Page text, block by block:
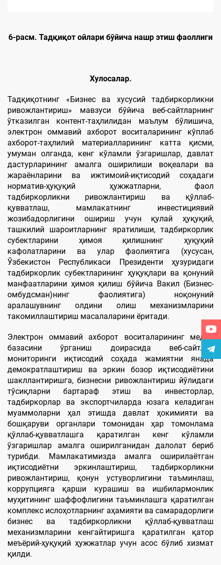
6-расм. Тадқиқот ойлари бўйича нашр этиш фаоллиги
Хулосалар.
Тадқиқотнинг «Бизнес ва хусусий тадбиркорликни
ривожлантириш» мавзуси бўйича веб-сайтларнинг
ўтказилган контент-таҳлилидан маълум бўлишича,
электрон оммавий ахборот воситаларининг кўплаб
ахборот-таҳлилий материалларининг катта қисми,
умуман олганда, кенг кўламли ўзгаришлар, давлат
дастурларининг амалга оширилиши воқеалари ва
жараёнларини ва ижтимоий-иқтисодий соҳадаги
норматив-ҳуқуқий ҳужжатларни, фаол
тадбиркорликни ривожлантириш ва қўллаб-
қувватлаш, мамлакатнинг инвестициявий
жозибадорлигини ошириш учун қулай ҳуқуқий,
ташкилий шароитларнинг яратилиши, тадбиркорлик
субектларини ҳимоя қилишнинг ҳуқуқий
кафолатларини ва улар фаолиятига (хусусан,
Ўзбекистон Республикаси Президенти ҳузуридаги
тадбиркорлик субектларининг ҳуқуқлари ва қонуний
манфаатларини ҳимоя қилиш бўйича Вакил (Бизнес-
омбудсман)нинг фаолиятига) ноқонуний
аралашувнинг олдини олиш механизмларини
такомиллаштириш масалаларини ёритади.
Электрон оммавий ахборот воситаларининг медиа
базасини ўрганиш доирасида веб-сайтлар
мониторинги иқтисодий соҳада жамиятни янада
демократлаштириш ва эркин бозор иқтисодиётини
шакллантиришга, бизнесни ривожлантириш йўлидаги
тўсиқларни бартараф этиш ва инвесторлар,
тадбиркорлар ва экспортчиларда юзага келадиган
муаммоларни ҳал этишда давлат ҳокимияти ва
бошқаруви органлари томонидан ҳар томонлама
қўллаб-қувватлашга қаратилган кенг кўламли
ўзгаришлар амалга оширилганидан далолат бериб
турибди. Мамлакатимизда амалга оширилаётган
иқтисодиётни эркинлаштириш, тадбиркорликни
ривожлантириш, қонун устуворлигини таъминлаш,
коррупцияга қарши курашиш ва ишбилармонлик
муҳитининг шаффофлигини таъминлашга қаратилган
комплекс ислоҳотларнинг аҳамияти ва самарадорлиги
бизнес ва тадбиркорликни қўллаб-қувватлаш
механизмларини кенгайтиришга қаратилган қатор
меъёрий-ҳуқуқий ҳужжатлар учун асос бўлиб хизмат
қилди.